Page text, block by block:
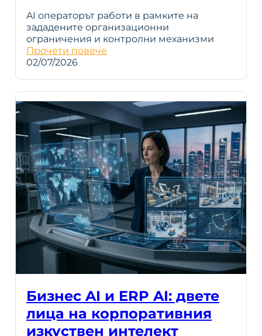
AI операторът работи в рамките на
зададените организационни
ограничения и контролни механизми
Прочети повече
02/07/2026
Бизнес AI и ERP AI: двете
лица на корпоративния
изкуствен интелект